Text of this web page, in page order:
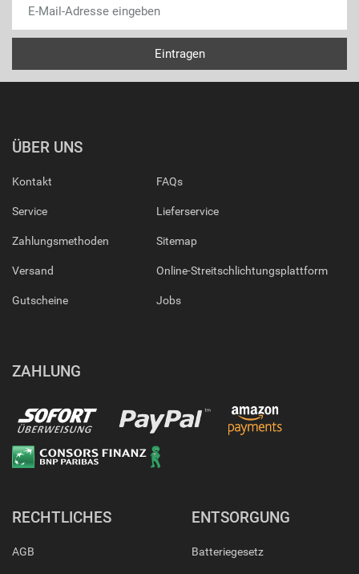
ÜBER UNS
Kontakt
Service
Zahlungsmethoden
Versand
Gutscheine
FAQs
Lieferservice
Sitemap
Online-Streitschlichtungsplattform
Jobs
ZAHLUNG
RECHTLICHES
AGB
ENTSORGUNG
Batteriegesetz